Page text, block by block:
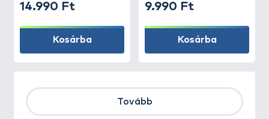
14.990 Ft
Kosárba
9.990 Ft
Kosárba
Tovább